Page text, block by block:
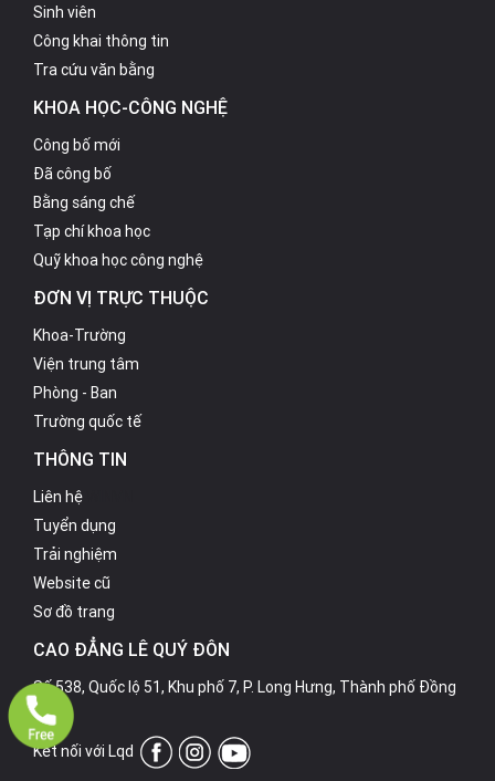
Sinh viên
Công khai thông tin
Tra cứu văn bằng
KHOA HỌC-CÔNG NGHỆ
Công bố mới
Đã công bố
Bằng sáng chế
Tạp chí khoa học
Quỹ khoa học công nghệ
ĐƠN VỊ TRỰC THUỘC
Khoa-Trường
Viện trung tâm
Phòng - Ban
Trường quốc tế
THÔNG TIN
Liên hệ
Tuyển dụng
Trải nghiệm
Website cũ
Sơ đồ trang
CAO ĐẲNG LÊ QUÝ ĐÔN
Số 538, Quốc lộ 51, Khu phố 7, P. Long Hưng, Thành phố Đồng
Nai.
Kết nối với Lqd